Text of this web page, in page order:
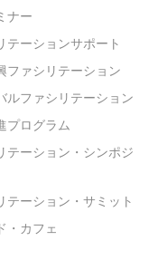
ナー
テーションサポート
ファシリテーション
ルファシリテーション
プログラム
テーション・シンポジ
テーション・サミット
・カフェ